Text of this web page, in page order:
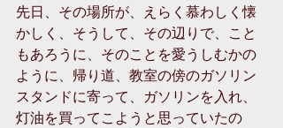
先日、その場所が、えらく慕わしく懐
かしく、そうして、その辺りで、こと
もあろうに、そのことを愛うしむかの
ように、帰り道、教室の傍のガソリン
スタンドに寄って、ガソリンを入れ、
灯油を買ってこようと思っていたの